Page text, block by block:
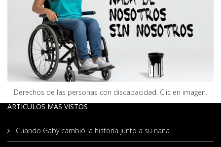
Derechos de las personas con discapacidad. Clic en imagen.
ARTÍCULOS MÁS VISTOS
Cuando Gaby cambió la historia junto a su nana